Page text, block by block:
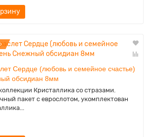
Сердце (любовь и семейное счастье)
обсидиан 8мм
Кристаллика со стразами.
пакет с еврослотом, укомплектован